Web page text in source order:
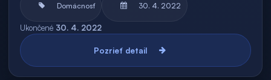
Domácnosť 30. 4. 2022
Ukončené 30. 4. 2022
Pozrieť detail